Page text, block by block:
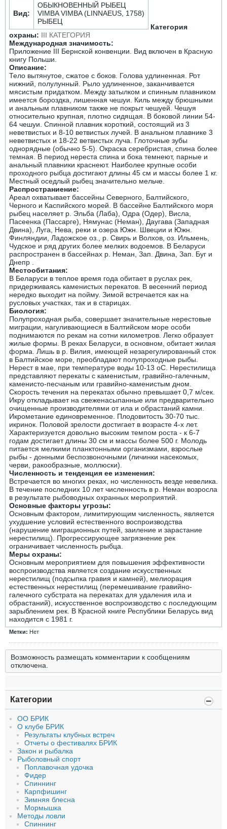
Вид:
ОБЫКНОВЕННЫЙ РЫБЕЦ
VIMBA VIMBA (LINNAEUS, 1758)
РЫБЕЦ
Категория
охраны: III КАТЕГОРИЯ
Международная значимость:
Приложение III Бернской конвенции. Вид включен в Красную
книгу Польши.
Описание:
Тело вытянутое, сжатое с боков. Голова удлиненная. Рот
нижний, полулунный. Рыло удлиненное, заканчивается
мясистым придатком. Между затылком и спинным плавником
имеется бороздка, лишенная чешуи. Киль между брюшными
и анальным плавником также не покрыт чешуей. Чешуя
относительно крупная, плотно сидящая. В боковой линии 54-
64 чешуи. Спинной плавник короткий, состоящий из 3
неветвистых и 8-10 ветвистых лучей. В анальном плавнике 3
неветвистых и 18-22 ветвистых луча. Глоточные зубы
однорядные (обычно 5-5). Окраска серебристая, спина более
темная. В период нереста спина и бока темнеют, парные и
анальный плавники краснеют. Наиболее крупные особи
проходного рыбца достигают длины 45 см и массы более 1 кг.
Местный оседлый рыбец значительно мельче.
Распространиение:
Ареал охватывает бассейны Северного, Балтийского,
Черного и Каспийского морей. В бассейне Балтийского моря
рыбец населяет р. Эльба (Лаба), Одра (Одер), Висла,
Пасеенка (Пассарге), Нямунас (Неман), Даугава (Западная
Двина), Луга, Нева, реки и озера Южн. Швеции и Южн.
Финляндии, Ладожское оз., р. Свирь и Волхов, оз. Ильмень,
Чудское и ряд других более мелких водоемов. В Беларуси
распространен в бассейнах р. Неман, Зап. Двина, Зап. Буг и
Днепр .
Местообитания:
В Беларуси в теплое время года обитает в руслах рек,
придерживаясь каменистых перекатов. В весенний период
нередко выходит на пойму. Зимой встречается как на
русловых участках, так и в старицах.
Биология:
Полупроходная рыба, совершает значительные нерестовые
миграции, нагуливающиеся в Балтийском море особи
поднимаются по рекам на сотни километров. Легко образует
жилые формы. В реках Беларуси, в основном, обитает жилая
форма. Лишь в р. Вилия, имеющей незарегулированный сток
в Балтийское море, преобладают полупроходные рыбы.
Нерест в мае, при температуре воды 10-13 оС. Нерестилища
представляют перекаты с каменистым, гравийно-галечным,
каменисто-песчаным или гравийно-каменистым дном.
Скорость течения на перекатах обычно превышает 0,7 м/сек.
Икру откладывает на свеженасыпанные или предварительно
очищенные производителями от ила и обрастаний камни.
Икрометание единовременное. Плодовитость 30-70 тыс.
икринок. Половой зрелости достигает в возрасте 4-х лет.
Характеризуется довольно высоким темпом роста - к 6-7
годам достигает длины 30 см и массы более 500 г. Молодь
питается мелкими планктонными организмами, взрослые
рыбы - донными беспозвоночными (личинки насекомых,
черви, ракообразные, моллюски).
Численность и тенденция ее изменения:
Встречается во многих реках, но численность везде невелика.
В течение последних 10 лет численность в р. Неман возросла
в результате рыбоводных охранных мероприятий.
Основные факторы угрозы:
Основным фактором, лимитирующим численность, является
ухудшение условий естественного воспроизводства
(нарушение миграционных путей, заиление и зарастание
нерестилищ). Прогрессирующее загрязнение рек
ограничивает численность рыбца.
Меры охраны:
Основным мероприятием для повышения эффективности
воспроизводства является создание искусственных
нерестилищ (подсыпка гравия и камней), мелиорация
естественных нерестилищ (перемешивание гравийно-
галечного субстрата на перекатах для удаления ила и
обрастаний), искусственное воспроизводство с последующим
зарыблением рек. В Красной книге Республики Беларусь вид
находится с 1981 г.
Метки: Нет
Возможность размещать комментарии к сообщениям
отключена.
Категории
ОО БРИК
О клубе БРИК
Результаты клубных встреч
Отчеты о фестивалях БРИК
Закон и рыбалка
Рыболовный спорт
Поплавочная удочка
Фидер
Спиннинг
Карпфишинг
Зимняя блесна
Мормышка
Методы ловли
Спиннинг